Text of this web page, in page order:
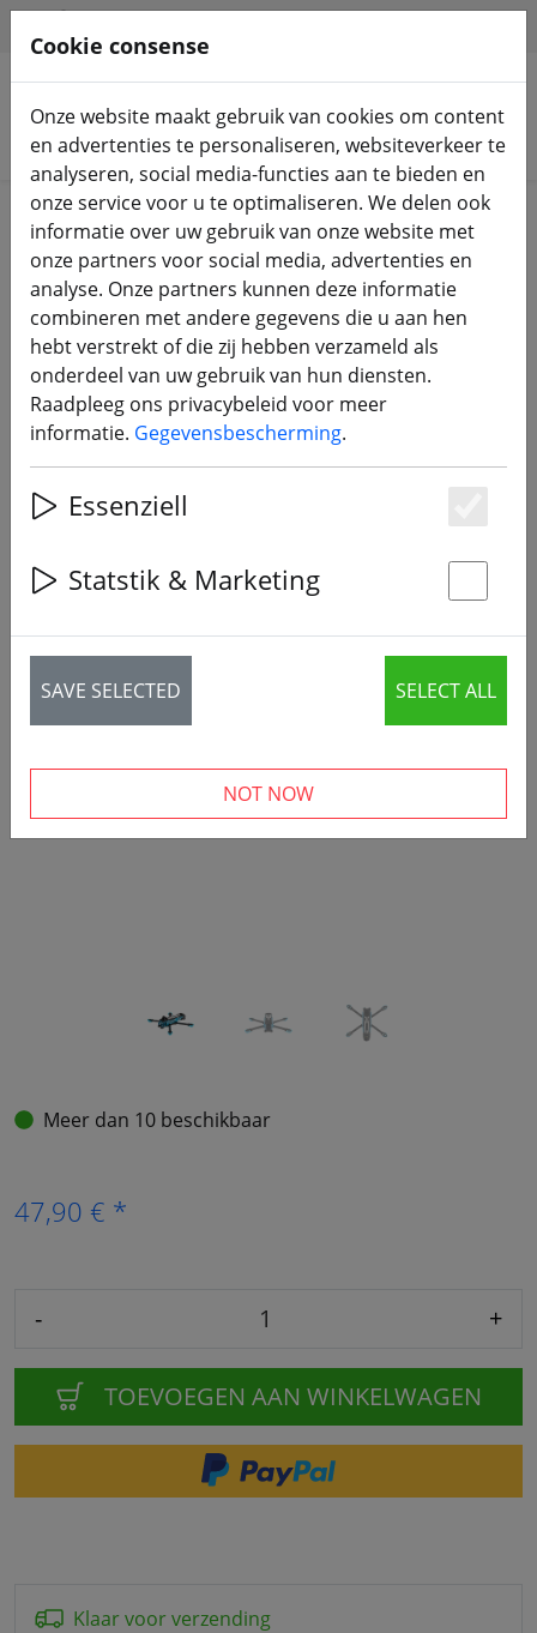
Zoek producten
Home Onderdelen Kozijnen
Axisflying Manta 5 SE V2 X 5 inch
FPV-frame-set
‹ ›
Meer dan 10 beschikbaar
47,90 € *
- +
TOEVOEGEN AAN WINKELWAGEN
Klaar voor verzending
Cookie consense
Onze website maakt gebruik van cookies om content
en advertenties te personaliseren, websiteverkeer te
analyseren, social media-functies aan te bieden en
onze service voor u te optimaliseren. We delen ook
informatie over uw gebruik van onze website met
onze partners voor social media, advertenties en
analyse. Onze partners kunnen deze informatie
combineren met andere gegevens die u aan hen
hebt verstrekt of die zij hebben verzameld als
onderdeel van uw gebruik van hun diensten.
Raadpleeg ons privacybeleid voor meer
informatie. Gegevensbescherming.
Essenziell
Statstik & Marketing
SAVE SELECTED SELECT ALL
NOT NOW